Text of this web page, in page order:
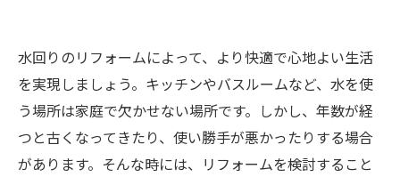
水回りのリフォームによって、より快適で心地よい生活
を実現しましょう。キッチンやバスルームなど、水を使
う場所は家庭で欠かせない場所です。しかし、年数が経
つと古くなってきたり、使い勝手が悪かったりする場合
があります。そんな時には、リフォームを検討すること